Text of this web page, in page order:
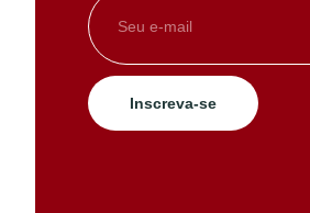
Inscreva-se